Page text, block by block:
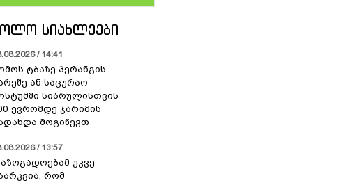
ᲡᲘᲐᲮᲚᲔᲔᲑᲘ
/ 14:41
ტბაზე პერანგის
ან საცურაო
სიარულისთვის
ევრომდე ჯარიმის
მოგიწევთ
/ 13:57
უკვე
რომ